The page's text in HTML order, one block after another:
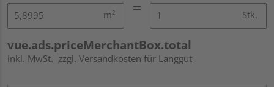
m² Stk.
vue.ads.priceMerchantBox.total
inkl. MwSt. zzgl. Versandkosten für Langgut